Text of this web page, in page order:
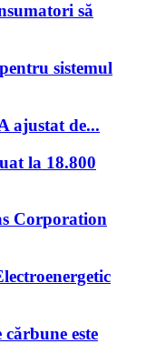
să
sistemul
ajustat de...
la 18.800
Corporation
este